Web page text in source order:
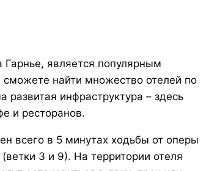
является популярным
найти множество отелей по
инфраструктура – здесь
и ресторанов.
всего в 5 минутах ходьбы от оперы
3 и 9). На территории отеля